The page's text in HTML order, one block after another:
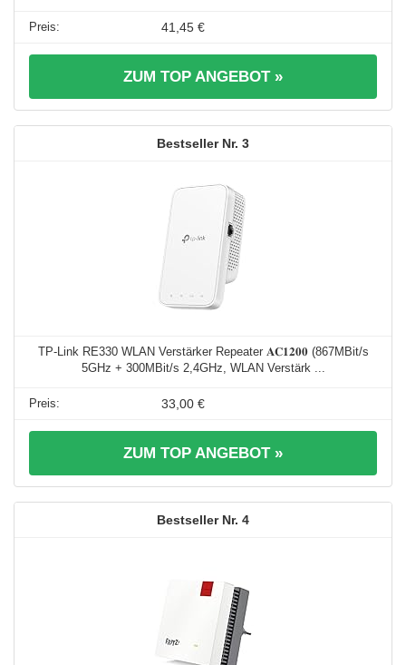
41,45 €
ZUM TOP ANGEBOT »
3
TP-Link RE330 WLAN Verstärker Repeater 𝐀𝐂𝟏𝟐𝟎𝟎 (867MBit/s
5GHz + 300MBit/s 2,4GHz, WLAN Verstärk ...
33,00 €
ZUM TOP ANGEBOT »
4